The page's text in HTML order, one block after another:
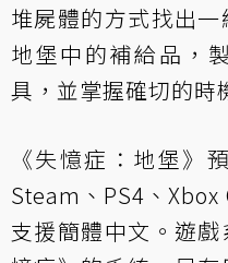
堆屍體的方式找出
地堡中的補給品，
具，並掌握確切的時
《失憶症：地堡》
Steam、PS4、Xbox
支援簡體中文。遊